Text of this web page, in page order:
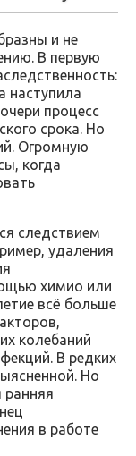
и не
В первую
наступила
процесс
срока. Но
Огромную
когда
следствием
удаления
химио или
всё больше
колебаний
В редких
Но
ранняя
в работе